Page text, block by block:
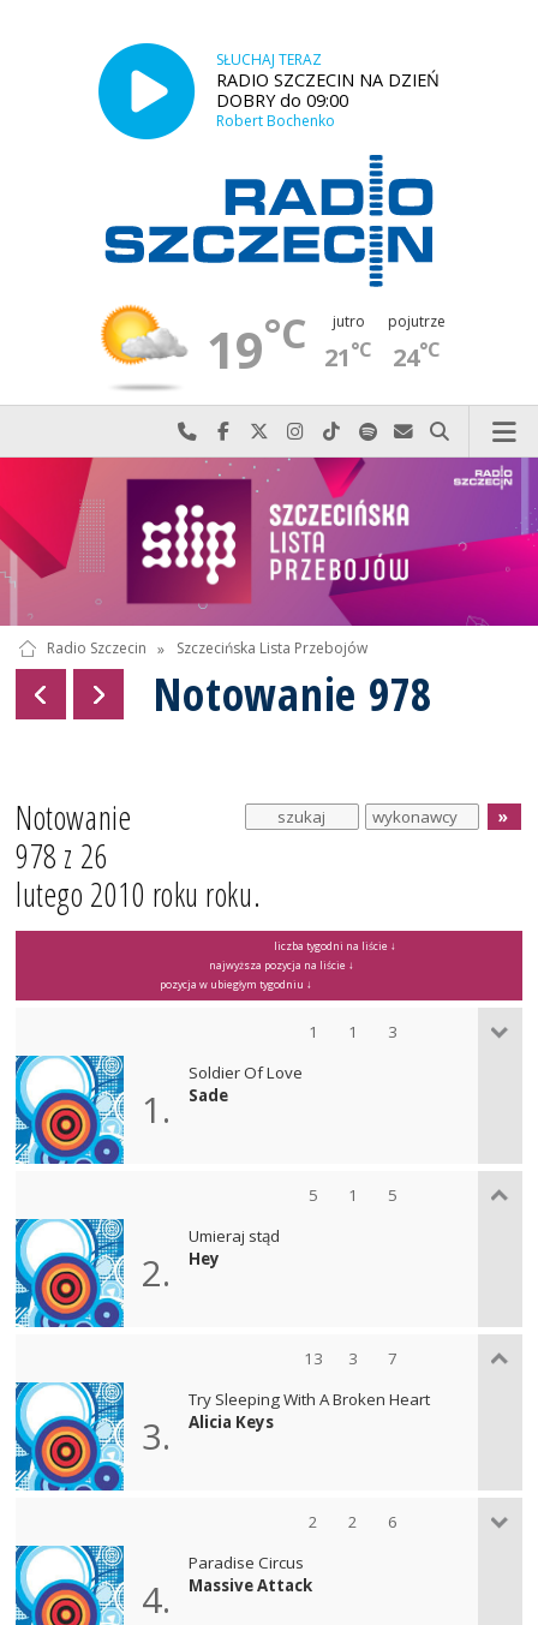
SŁUCHAJ TERAZ
RADIO SZCZECIN NA DZIEŃ
DOBRY do 09:00
Robert Bochenko
19°C jutro
21°C
pojutrze
24°C
Najlepiej po prostu do nas zadzwoń
Odwiedź nas na Facebook-u
Odwiedź nas na X
Odwiedź nas na Instagram-ie
Odwiedź nas na TikTok-u
Szukaj nas na Spotify
Wyślij do nas
Szukaj
Radio Szczecin » Szczecińska Lista Przebojów
Notowanie 978
Notowanie
978 z 26
lutego 2010 roku roku.
liczba tygodni na liście ↓
najwyższa pozycja na liście ↓
pozycja w ubiegłym tygodniu ↓
1 1 3
1.
Soldier Of Love
Sade
5 1 5
2.
Umieraj stąd
Hey
13 3 7
3.
Try Sleeping With A Broken Heart
Alicia Keys
2 2 6
4.
Paradise Circus
Massive Attack